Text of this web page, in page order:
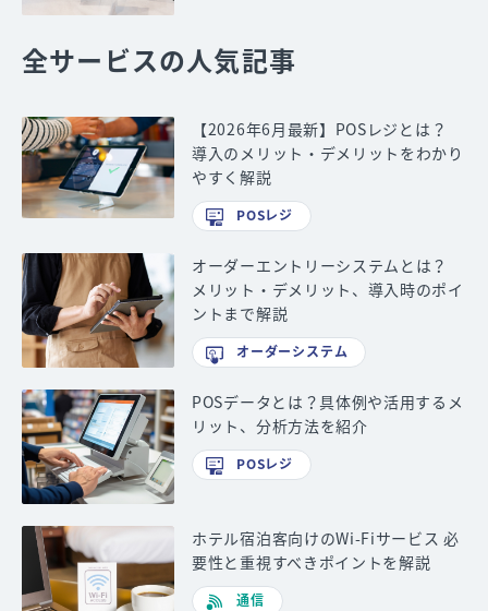
全サービスの人気記事
【2026年6月最新】POSレジとは？
導入のメリット・デメリットをわかり
やすく解説
POSレジ
オーダーエントリーシステムとは？
メリット・デメリット、導入時のポイ
ントまで解説
オーダーシステム
POSデータとは？具体例や活用するメ
リット、分析方法を紹介
POSレジ
ホテル宿泊客向けのWi-Fiサービス 必
要性と重視すべきポイントを解説
通信